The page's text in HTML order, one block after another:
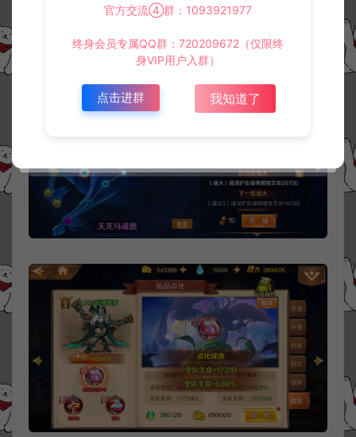
官方交流④群：1093921977
终身会员专属QQ群：720209672（仅限终
身VIP用户入群）
点击进群 我知道了